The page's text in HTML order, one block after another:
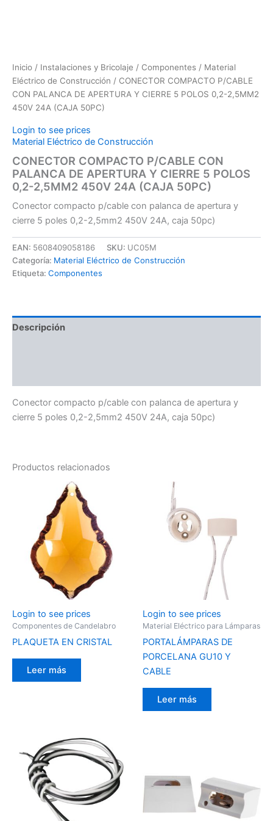
Inicio / Instalaciones y Bricolaje / Componentes / Material
Eléctrico de Construcción / CONECTOR COMPACTO P/CABLE
CON PALANCA DE APERTURA Y CIERRE 5 POLOS 0,2-2,5MM2
450V 24A (CAJA 50PC)
Login to see prices
Material Eléctrico de Construcción
CONECTOR COMPACTO P/CABLE CON
PALANCA DE APERTURA Y CIERRE 5 POLOS
0,2-2,5MM2 450V 24A (CAJA 50PC)
Conector compacto p/cable con palanca de apertura y
cierre 5 poles 0,2-2,5mm2 450V 24A, caja 50pc)
EAN: 5608409058186 SKU: UC05M
Categoría: Material Eléctrico de Construcción
Etiqueta: Componentes
Descripción
Conector compacto p/cable con palanca de apertura y
cierre 5 poles 0,2-2,5mm2 450V 24A, caja 50pc)
Productos relacionados
Login to see prices
Componentes de Candelabro
PLAQUETA EN CRISTAL
Leer más
Login to see prices
Material Eléctrico para Lámparas
PORTALÁMPARAS DE
PORCELANA GU10 Y
CABLE
Leer más